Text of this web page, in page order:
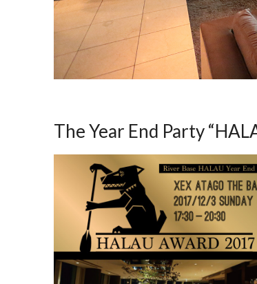
The Year End Party